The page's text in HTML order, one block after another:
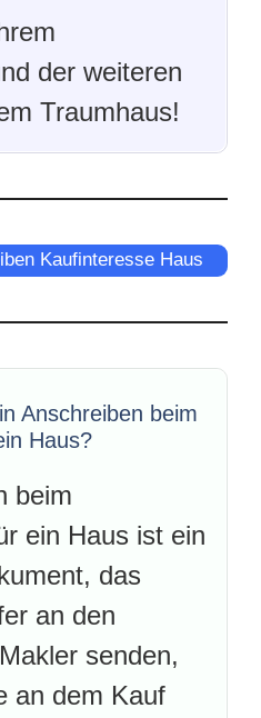
der weiteren
Traumhaus!
Kaufinteresse Haus
Anschreiben beim
Haus?
beim
ein Haus ist ein
das
an den
senden,
an dem Kauf